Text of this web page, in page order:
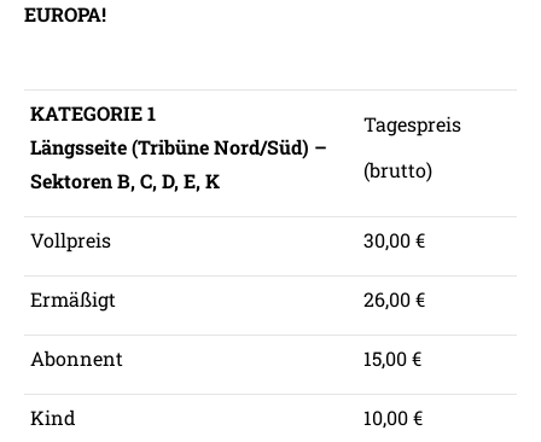
EUROPA!
KATEGORIE 1
Längsseite (Tribüne Nord/Süd) –
Sektoren B, C, D, E, K
Tagespreis
(brutto)
Vollpreis 30,00 €
Ermäßigt 26,00 €
Abonnent 15,00 €
Kind 10,00 €